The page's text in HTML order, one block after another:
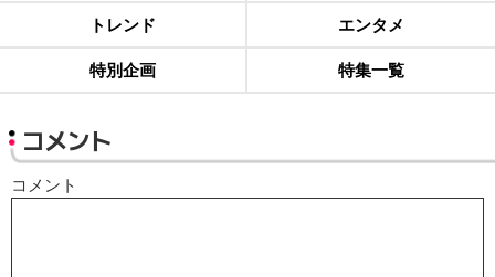
トレンド エンタメ
特別企画 特集一覧
コメント
コメント